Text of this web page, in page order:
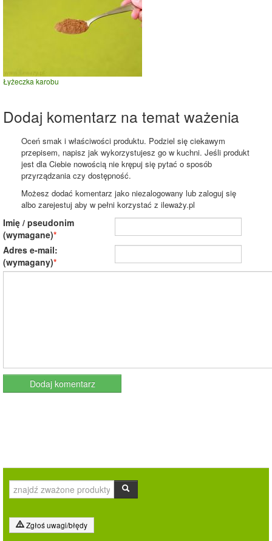
Łyżeczka karobu
Dodaj komentarz na temat ważenia
Oceń smak i właściwości produktu. Podziel się ciekawym
przepisem, napisz jak wykorzystujesz go w kuchni. Jeśli produkt
jest dla Ciebie nowością nie krępuj się pytać o sposób
przyrządzania czy dostępność.
Możesz dodać komentarz jako niezalogowany lub zaloguj się
albo zarejestuj aby w pełni korzystać z ileważy.pl
Imię / pseudonim
(wymagane)
Adres e-mail:
(wymagany)
Zgłoś uwagi/błędy